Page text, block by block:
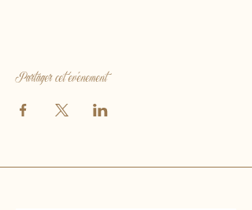
Partager cet événement